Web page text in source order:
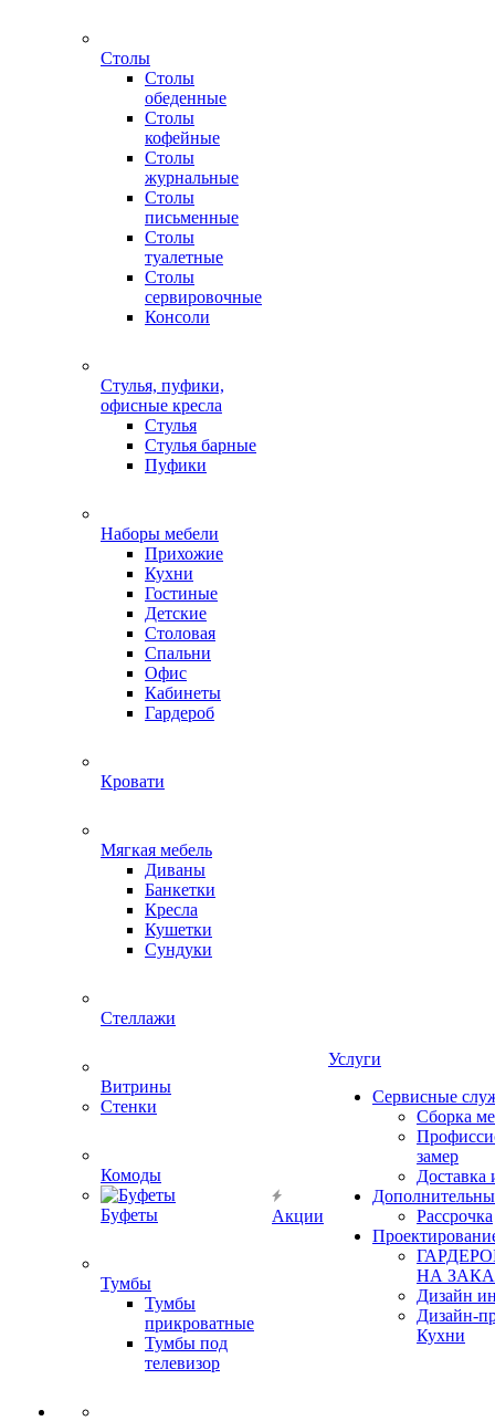
Столы
Столы
обеденные
Столы
кофейные
Столы
журнальные
Столы
письменные
Столы
туалетные
Столы
сервировочные
Консоли
Стулья, пуфики,
офисные кресла
Стулья
Стулья барные
Пуфики
Наборы мебели
Прихожие
Кухни
Гостиные
Детские
Столовая
Спальни
Офис
Кабинеты
Гардероб
Кровати
Мягкая мебель
Диваны
Банкетки
Кресла
Кушетки
Сундуки
Стеллажи
Витрины
Стенки
Комоды
Буфеты
Тумбы
Тумбы
прикроватные
Тумбы под
телевизор
Акции
Услуги
Сервисные
Сборка
замер
Доставка
Рассрочка
НА
Дизайн
Дизайн-
Кухни